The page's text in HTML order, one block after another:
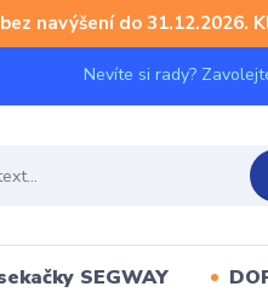
navýšení do 31.12.2026.
Nevíte si rady?
SEGWAY